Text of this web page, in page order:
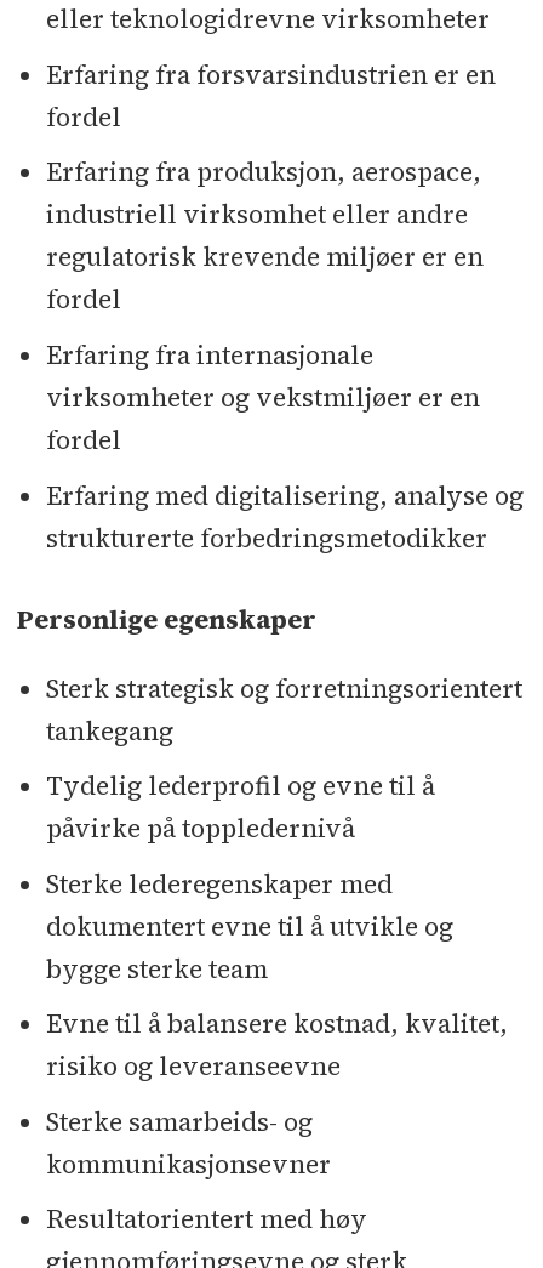
eller teknologidrevne virksomheter
Erfaring fra forsvarsindustrien er en
fordel
Erfaring fra produksjon, aerospace,
industriell virksomhet eller andre
regulatorisk krevende miljøer er en
fordel
Erfaring fra internasjonale
virksomheter og vekstmiljøer er en
fordel
Erfaring med digitalisering, analyse og
strukturerte forbedringsmetodikker
Personlige egenskaper
Sterk strategisk og forretningsorientert
tankegang
Tydelig lederprofil og evne til å
påvirke på toppledernivå
Sterke lederegenskaper med
dokumentert evne til å utvikle og
bygge sterke team
Evne til å balansere kostnad, kvalitet,
risiko og leveranseevne
Sterke samarbeids- og
kommunikasjonsevner
Resultatorientert med høy